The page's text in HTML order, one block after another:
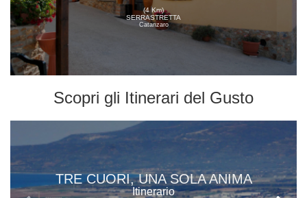
(4 Km)
SERRASTRETTA
Catanzaro
Scopri gli Itinerari del Gusto
TRE CUORI, UNA SOLA ANIMA
Itinerario